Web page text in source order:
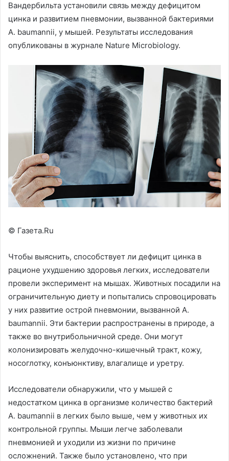
Вандербильта установили связь между дефицитом
цинка и развитием пневмонии, вызванной бактериями
A. baumannii, у мышей. Результаты исследования
опубликованы в журнале Nature Microbiology.
© Газета.Ru
Чтобы выяснить, способствует ли дефицит цинка в
рационе ухудшению здоровья легких, исследователи
провели эксперимент на мышах. Животных посадили на
ограничительную диету и попытались спровоцировать
у них развитие острой пневмонии, вызванной A.
baumannii. Эти бактерии распространены в природе, а
также во внутрибольничной среде. Они могут
колонизировать желудочно-кишечный тракт, кожу,
носоглотку, конъюнктиву, влагалище и уретру.
Исследователи обнаружили, что у мышей с
недостатком цинка в организме количество бактерий
A. baumannii в легких было выше, чем у животных их
контрольной группы. Мыши легче заболевали
пневмонией и уходили из жизни по причине
осложнений. Также было установлено, что при